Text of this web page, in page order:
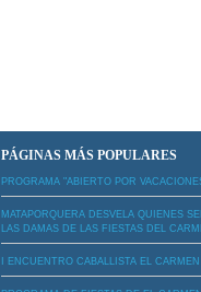
PÁGINAS MÁS POPULARES
PROGRAMA "ABIERTO POR
MATAPORQUERA DESVELA QUIENES
LAS DAMAS DE LAS FIESTAS DEL
I ENCUENTRO CABALLISTA EL CARMEN